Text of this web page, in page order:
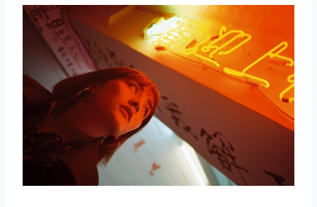
取消 搜索